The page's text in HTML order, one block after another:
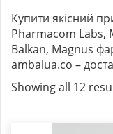
Купити якісний
Pharmacom Labs,
Balkan, Magnus
ambalua.co –
Showing all 12